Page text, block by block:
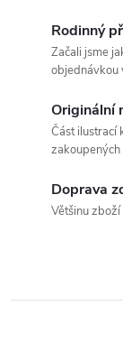
p
Rodinný
Začali jsme
objednávkou
Originální
Část ilustrací
Doprava
Většinu